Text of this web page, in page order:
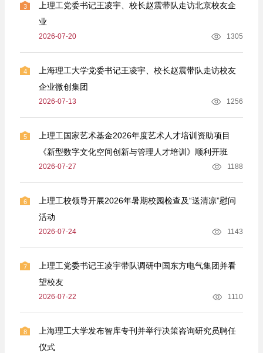
3
上理工党委书记王凌宇、校长赵震带队走访北京校友企
业
2026-07-20 1305
4
上海理工大学党委书记王凌宇、校长赵震带队走访校友
企业微创集团
2026-07-13 1256
5
上理工国家艺术基金2026年度艺术人才培训资助项目
《新型数字文化空间创新与管理人才培训》顺利开班
2026-07-27 1188
6
上理工校领导开展2026年暑期校园检查及“送清凉”慰问
活动
2026-07-24 1143
7
上理工党委书记王凌宇带队调研中国东方电气集团并看
望校友
2026-07-22 1110
8
上海理工大学发布智库专刊并举行决策咨询研究员聘任
仪式